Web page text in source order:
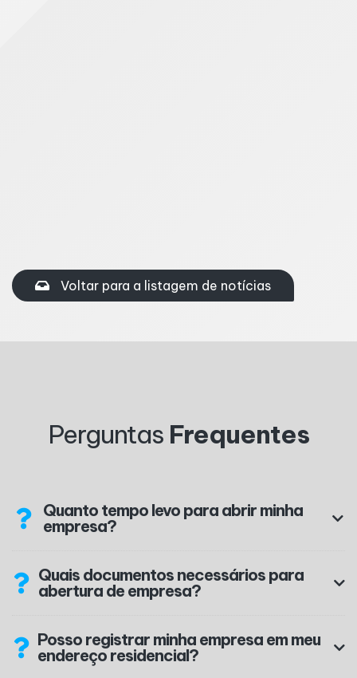
Voltar para a listagem de notícias
Perguntas Frequentes
Quanto tempo levo para abrir minha
empresa?
Quais documentos necessários para
abertura de empresa?
Posso registrar minha empresa em meu
endereço residencial?